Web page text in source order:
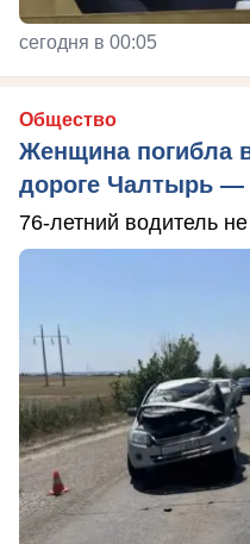
сегодня в 00:05
Общество
Женщина погибла
дороге Чалтырь —
76-летний водитель